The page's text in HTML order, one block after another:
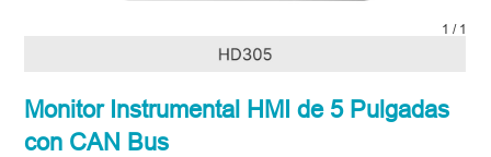
1 / 1
Monitor Instrumental HMI de 5 Pulgadas
con CAN Bus